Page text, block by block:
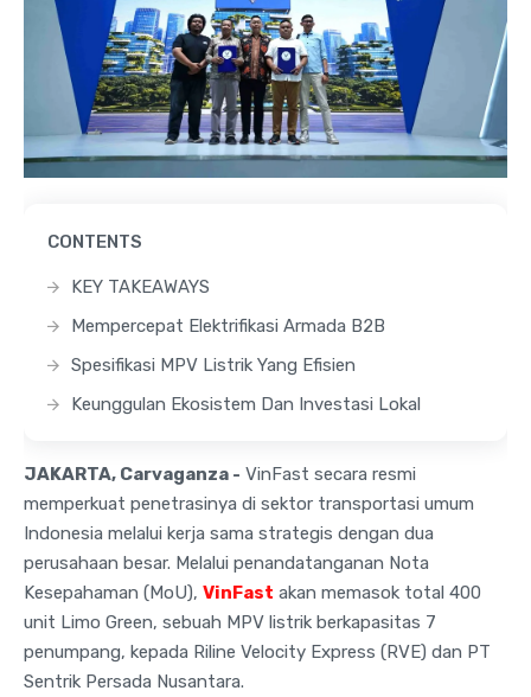
CONTENTS
KEY TAKEAWAYS
Mempercepat Elektrifikasi Armada B2B
Spesifikasi MPV Listrik Yang Efisien
Keunggulan Ekosistem Dan Investasi Lokal
JAKARTA, Carvaganza - VinFast secara resmi
memperkuat penetrasinya di sektor transportasi umum
Indonesia melalui kerja sama strategis dengan dua
perusahaan besar. Melalui penandatanganan Nota
Kesepahaman (MoU), VinFast akan memasok total 400
unit Limo Green, sebuah MPV listrik berkapasitas 7
penumpang, kepada Riline Velocity Express (RVE) dan PT
Sentrik Persada Nusantara.